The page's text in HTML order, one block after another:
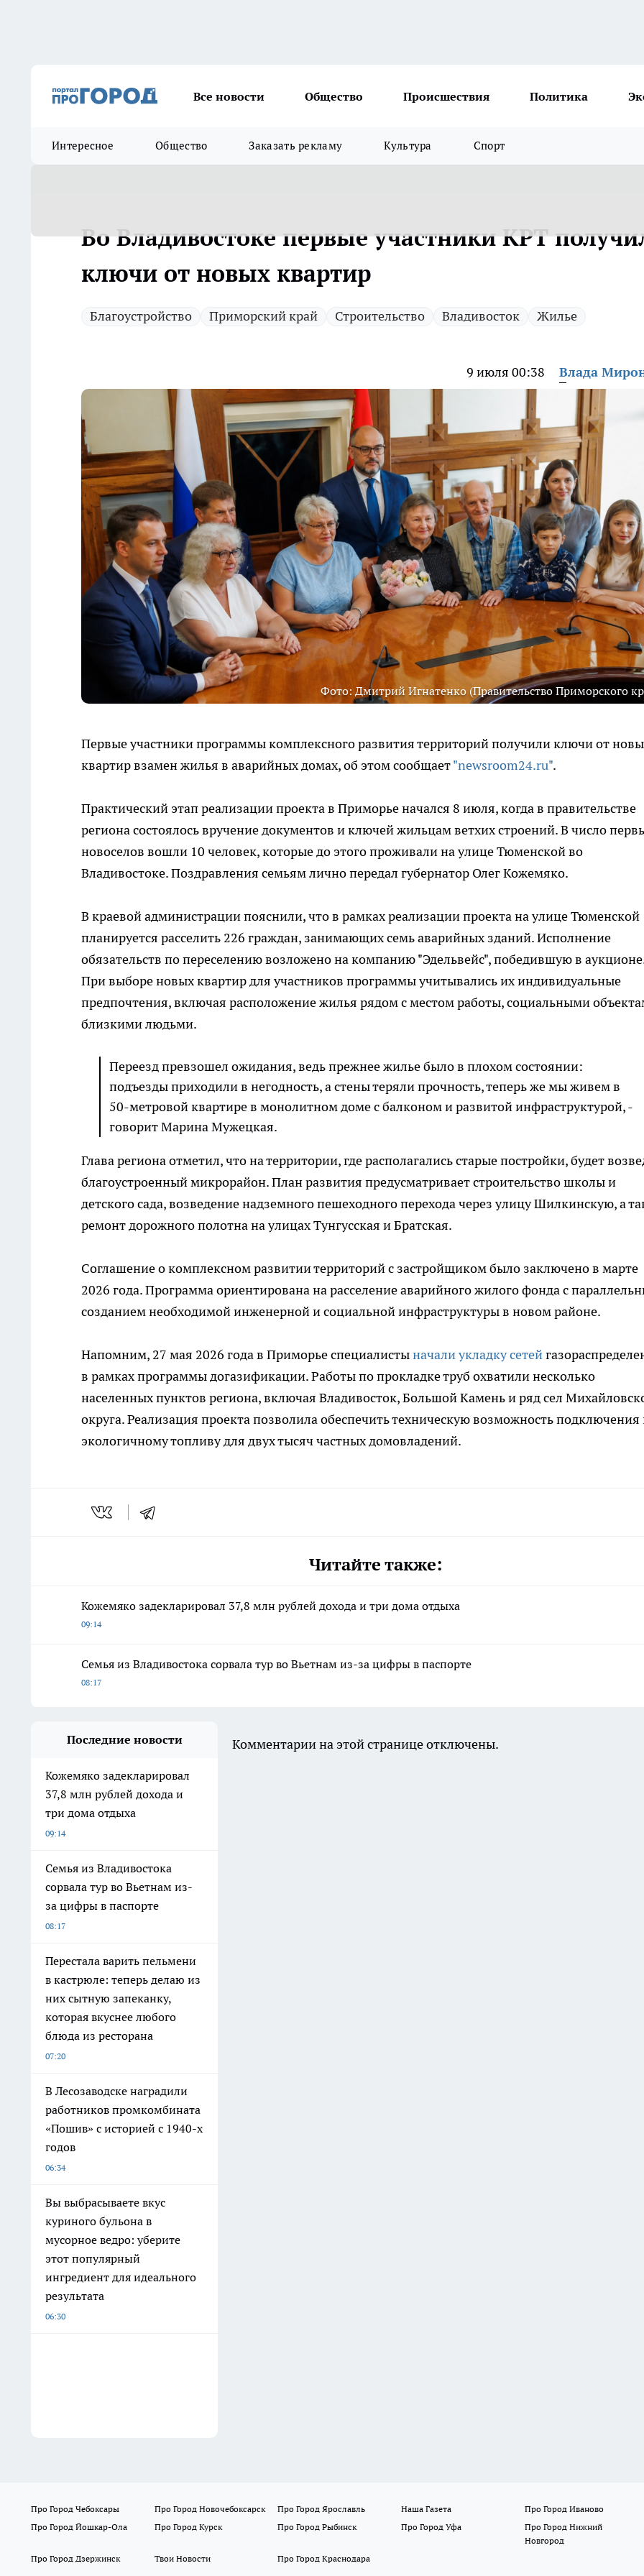
Все новости Общество Происшествия Политика
Интересное Общество Заказать рекламу Культура Спорт
Во Владивостоке первые участники КРТ
ключи от новых квартир
Благоустройство Приморский край Строительство Владивосток Жилье
9 июля 00:38 Влада
Фото: Дмитрий Игнатенко (Правительство Приморского
Первые участники программы комплексного развития территорий получили ключи от
квартир взамен жилья в аварийных домах, об этом сообщает"newsroom24.ru".
Практический этап реализации проекта в Приморье начался 8 июля, когда в правительстве
региона состоялось вручение документов и ключей жильцам ветхих строений. В число
новоселов вошли 10 человек, которые до этого проживали на улице Тюменской во
Владивостоке. Поздравления семьям лично передал губернатор Олег Кожемяко.
В краевой администрации пояснили, что в рамках реализации проекта на улице Тюменской
планируется расселить 226 граждан, занимающих семь аварийных зданий. Исполнение
обязательств по переселению возложено на компанию "Эдельвейс", победившую в
При выборе новых квартир для участников программы учитывались их индивидуальные
предпочтения, включая расположение жилья рядом с местом работы, социальными
близкими людьми.
Переезд превзошел ожидания, ведь прежнее жилье было в плохом состоянии:
подъезды приходили в негодность, а стены теряли прочность, теперь же мы живем в
50-метровой квартире в монолитном доме с балконом и развитой инфраструктурой, -
говорит Марина Мужецкая.
Глава региона отметил, что на территории, где располагались старые постройки, будет
благоустроенный микрорайон. План развития предусматривает строительство школы и
детского сада, возведение надземного пешеходного перехода через улицу Шилкинскую, а
ремонт дорожного полотна на улицах Тунгусская и Братская.
Соглашение о комплексном развитии территорий с застройщиком было заключено в марте
2026 года. Программа ориентирована на расселение аварийного жилого фонда с
созданием необходимой инженерной и социальной инфраструктуры в новом районе.
Напомним, 27 мая 2026 года в Приморье специалистыначали укладку сетей
в рамках программы догазификации. Работы по прокладке труб охватили несколько
населенных пунктов региона, включая Владивосток, Большой Камень и ряд сел
округа. Реализация проекта позволила обеспечить техническую возможность подключения
экологичному топливу для двух тысяч частных домовладений.
Читайте также:
Кожемяко задекларировал 37,8 млн рублей дохода и три дома отдыха
09:14
Семья из Владивостока сорвала тур во Вьетнам из-за цифры в паспорте
08:17
Последние новости
Кожемяко задекларировал
37,8 млн рублей дохода и
три дома отдыха
09:14
Семья из Владивостока
сорвала тур во Вьетнам из-
за цифры в паспорте
08:17
Перестала варить пельмени
в кастрюле: теперь делаю из
них сытную запеканку,
которая вкуснее любого
блюда из ресторана
07:20
В Лесозаводске наградили
работников промкомбината
«Пошив» с историей с 1940-х
годов
06:34
Вы выбрасываете вкус
куриного бульона в
мусорное ведро: уберите
этот популярный
ингредиент для идеального
результата
06:30
Комментарии на этой странице отключены.
Про Город Чебоксары Про Город Новочебоксарск Про Город Ярославль Наша Газета
Про Город Иваново
Про Город Йошкар-Ола
Про Город Курск Про Город Рыбинск Про Город Уфа
Про Город Нижний
Новгород
Про Город Дзержинск
Твои Новости Про Город Краснодара